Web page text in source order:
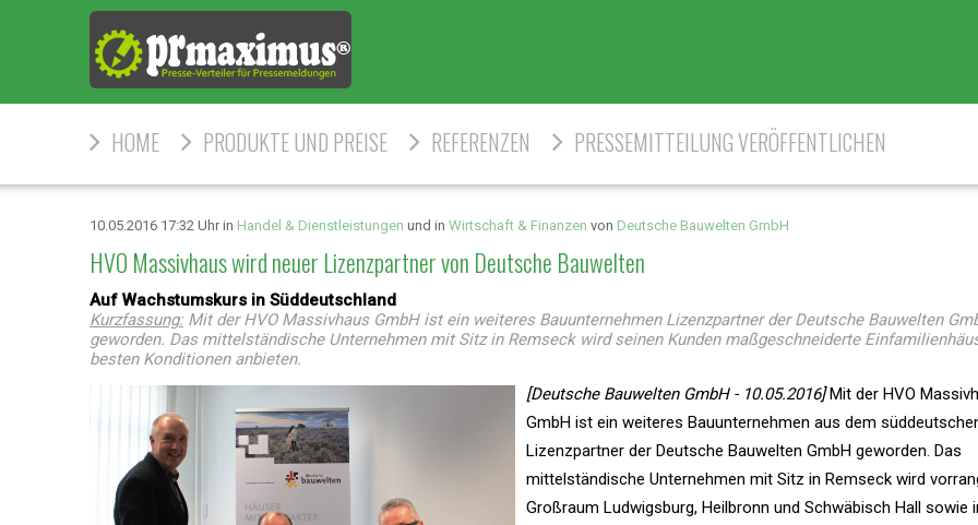
HOME PRODUKTE UND PREISE REFERENZEN PRESSEMITTEILUNG VERÖFFENTLICHEN
10.05.2016 17:32 Uhr in Handel & Dienstleistungen und in Wirtschaft & Finanzen von Deutsche Bauwelten GmbH
HVO Massivhaus wird neuer Lizenzpartner von Deutsche Bauwelten
Auf Wachstumskurs in Süddeutschland
Kurzfassung:Mit der HVO Massivhaus GmbH ist ein weiteres Bauunternehmen Lizenzpartner der Deutsche Bauwelten
geworden. Das mittelständische Unternehmen mit Sitz in Remseck wird seinen Kunden maßgeschneiderte
besten Konditionen anbieten.
[Deutsche Bauwelten GmbH - 10.05.2016]Mit der HVO
GmbH ist ein weiteres Bauunternehmen aus dem
Lizenzpartner der Deutsche Bauwelten GmbH geworden. Das
mittelständische Unternehmen mit Sitz in Remseck wird
Großraum Ludwigsburg, Heilbronn und Schwäbisch Hall sowie